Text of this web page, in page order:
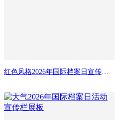
红色风格2026年国际档案日宣传活动展板